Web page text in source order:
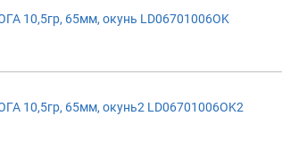
10,5гр, 65мм, окунь LD06701006OK
10,5гр, 65мм, окунь2 LD06701006OK2